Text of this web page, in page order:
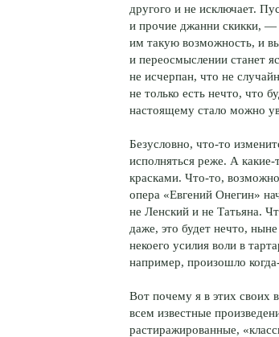
другого и не исключает.
и прочие джанни скикки, —
им такую возможность, и
и переосмыслении станет
не исчерпан, что не
не только есть нечто, что
настоящему стало можно
Безусловно, что-то
исполняться реже. А
красками. Что-то,
опера «Евгений Онегин»
не Ленский и не Татьяна.
даже, это будет нечто,
некоего усилия воли в
например, произошло
Вот почему я в этих своих
всем известные
растиражированные,